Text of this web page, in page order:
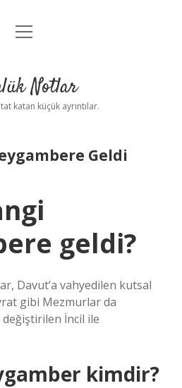
Anasayfa
Uyarı
menüyü
Notlar
katan küçük ayrıntılar.
Geldi
geldi?
Davut’a vahyedilen kutsal
gibi Mezmurlar da
İncil ile
kimdir?